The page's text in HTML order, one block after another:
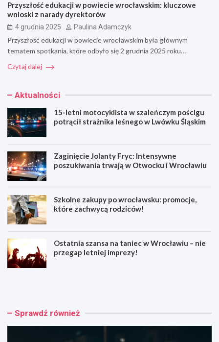
Przyszłość edukacji w powiecie wrocławskim: kluczowe
wnioski z narady dyrektorów
4 grudnia 2025 Paulina Adamczyk
Przyszłość edukacji w powiecie wrocławskim była głównym
tematem spotkania, które odbyło się 2 grudnia 2025 roku…
Czytaj dalej
Aktualności
15-letni motocyklista w szaleńczym pościgu
potrącił strażnika leśnego w Lwówku Śląskim
Zaginięcie Jolanty Fryc: Intensywne
poszukiwania trwają w Otwocku i Wrocławiu
Szkolne zakupy po wrocławsku: promocje,
które zachwycą rodziców!
Ostatnia szansa na taniec w Wrocławiu – nie
przegap letniej imprezy!
1
t
Z
i
Sprawdź również